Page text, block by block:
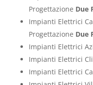
Progettazione Due
Impianti Elettrici
Progettazione Due
Impianti Elettrici
Impianti Elettrici
Impianti Elettrici